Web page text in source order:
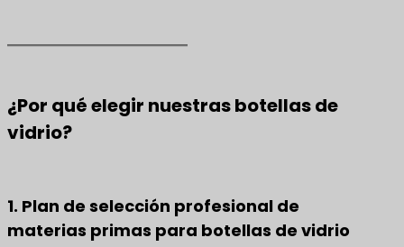
¿Por qué elegir nuestras botellas de
vidrio?
1. Plan de selección profesional de
materias primas para botellas de vidrio